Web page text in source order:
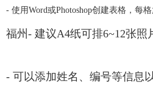
- 使用Word或Photoshop创建表格，每
福州- 建议A4纸可排6~12张照
- 可以添加姓名、编号等信息